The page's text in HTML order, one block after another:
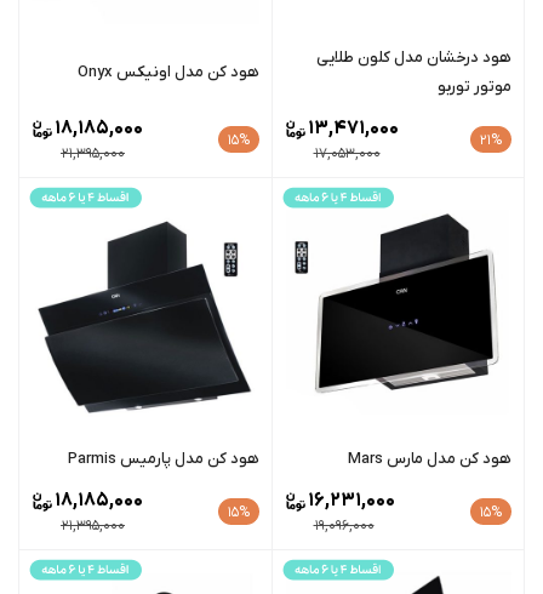
هود درخشان مدل کلون طلایی
موتور توربو
21%
17,053,000
13,471,000
هود کن مدل اونیکس Onyx
15%
21,395,000
18,185,000
هود کن مدل مارس Mars
15%
19,096,000
16,231,000
هود کن مدل پارمیس Parmis
15%
21,395,000
18,185,000